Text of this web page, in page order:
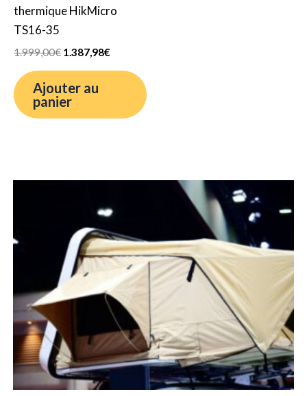
thermique HikMicro
TS16-35
1.999,00€ 1.387,98€
Ajouter au
panier